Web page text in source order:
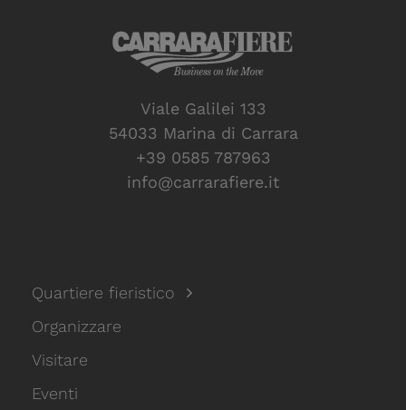
Viale Galilei 133
54033 Marina di Carrara
+39 0585 787963
info@carrarafiere.it
Quartiere fieristico
Organizzare
Visitare
Eventi